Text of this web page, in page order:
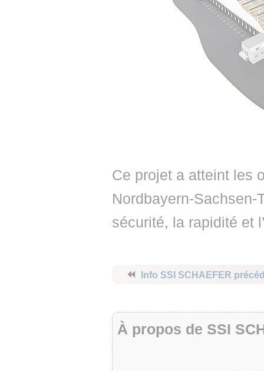
Ce projet a atteint les
Nordbayern-
sécurité, la rapidité et
⏪ Info SSI SCHAEFER
À propos de SSI